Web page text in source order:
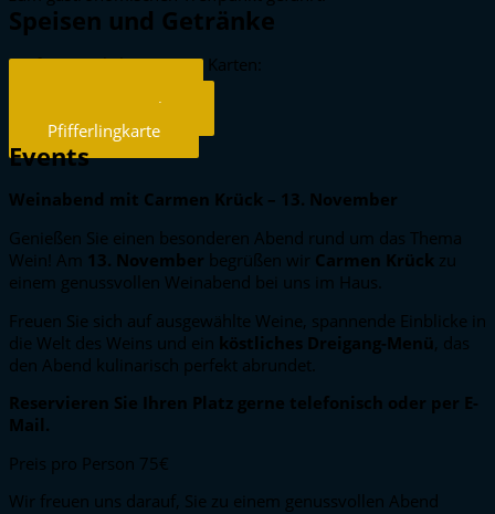
Speisen und Getränke
Wirf einen Blick in unsere Karten:
Unsere Getränke
Pfifferlingkarte
Events
Weinabend mit Carmen Krück – 13. November
Genießen Sie einen besonderen Abend rund um das Thema
Wein! Am 13. November begrüßen wir Carmen Krück zu
einem genussvollen Weinabend bei uns im Haus.
Freuen Sie sich auf ausgewählte Weine, spannende Einblicke in
die Welt des Weins und ein köstliches Dreigang-Menü, das
den Abend kulinarisch perfekt abrundet.
Reservieren Sie Ihren Platz gerne telefonisch oder per E-
Mail.
Preis pro Person 75€
Wir freuen uns darauf, Sie zu einem genussvollen Abend